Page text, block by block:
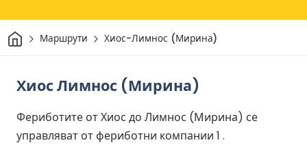
Начало
Маршрути Хиос-Лимнос (Мирина)
Хиос Лимнос (Мирина)
Фериботите от Хиос до Лимнос (Мирина) се
управляват от фериботни компании 1 .